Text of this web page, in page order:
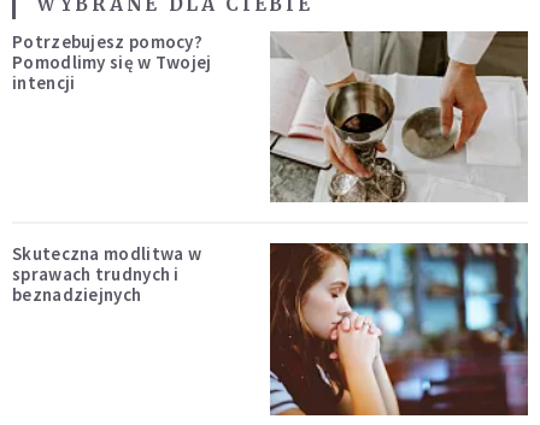
Potrzebujesz pomocy?
Pomodlimy się w Twojej
intencji
Skuteczna modlitwa w
sprawach trudnych i
beznadziejnych